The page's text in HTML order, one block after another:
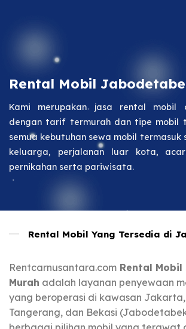
Rental Mobil
Kami merupakan jasa rental mobil
dengan tarif termurah dan tipe mobil
semua kebutuhan sewa mobil termasuk
keluarga, perjalanan luar kota,
pernikahan serta pariwisata.
Rental Mobil Yang Tersedia di
Rentcarnusantara.com Rental
Murah adalah layanan penyewaan
yang beroperasi di kawasan Jakarta,
Tangerang, dan Bekasi